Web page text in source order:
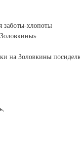
хлопоты
посиделки.